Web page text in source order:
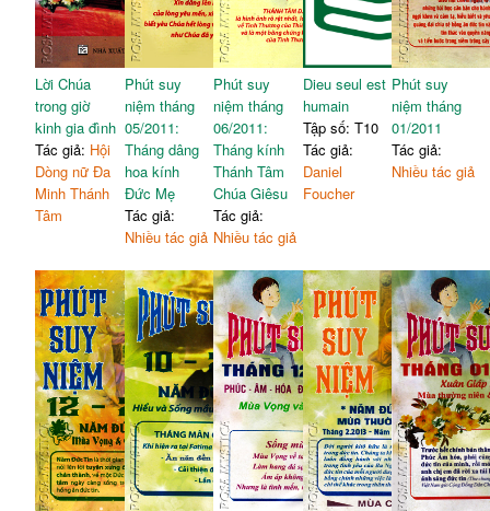
Lời Chúa
trong giờ
kinh gia đình
Tác giả: Hội
Dòng nữ Đa
Minh Thánh
Tâm
Phút suy
niệm tháng
05/2011:
Tháng dâng
hoa kính
Đức Mẹ
Tác giả:
Nhiều tác giả
Phút suy
niệm tháng
06/2011:
Tháng kính
Thánh Tâm
Chúa Giêsu
Tác giả:
Nhiều tác giả
Dieu seul est
humain
Tập số: T10
Tác giả:
Daniel
Foucher
Phút suy
niệm tháng
01/2011
Tác giả:
Nhiều tác giả